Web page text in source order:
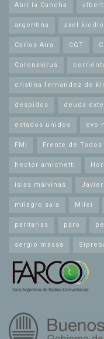
Abrí la Cancha
argentina axel
Carlos Aira CGT
Coronavirus
cristina fernandez de
despidos deuda
estados unidos evo
FMI Frente de Todos
hector amichetti
islas malvinas
milagro sala Milei
paritarias paro
sergio massa